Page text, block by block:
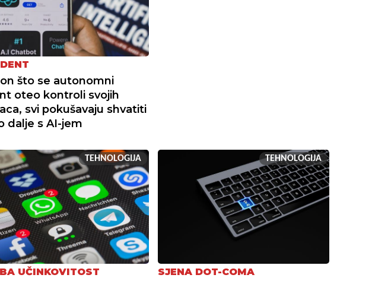
što se autonomni
oteo kontroli svojih
svi pokušavaju shvatiti
dalje s AI-jem
TEHNOLOGIJA
UČINKOVITOST
TEHNOLOGIJA
SJENA DOT-COMA